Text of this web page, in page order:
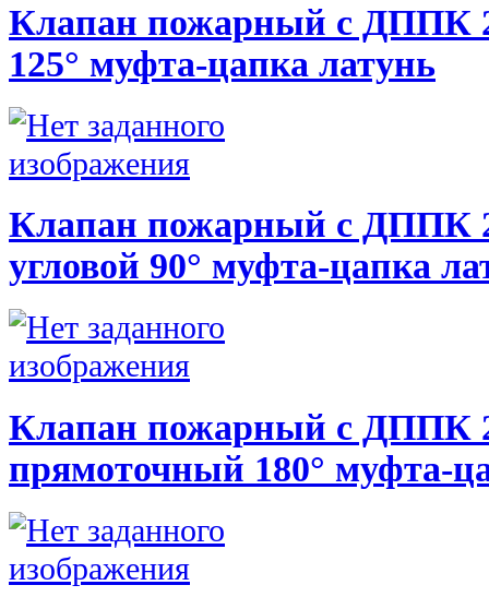
Клапан пожарный с ДППК
125° муфта-цапка латунь
Клапан пожарный с ДППК
угловой 90° муфта-цапка
Клапан пожарный с ДППК
прямоточный 180° муфта-